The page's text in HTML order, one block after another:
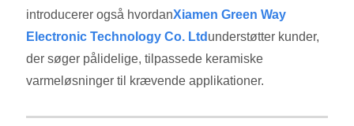
introducerer også hvordanXiamen Green Way
Electronic Technology Co. Ltd understøtter kunder,
der søger pålidelige, tilpassede keramiske
varmeløsninger til krævende applikationer.